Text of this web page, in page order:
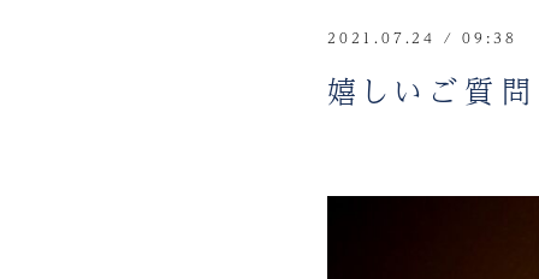
2021.07.24 / 09:38
嬉しいご質